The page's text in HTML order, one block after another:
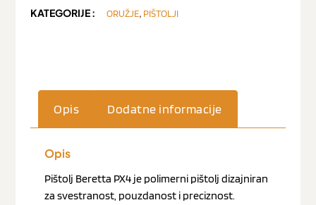
KATEGORIJE :
ORUŽJE, PIŠTOLJI
Opis Dodatne informacije
Opis
Pištolj Beretta PX4 je polimerni pištolj dizajniran
za svestranost, pouzdanost i preciznost.